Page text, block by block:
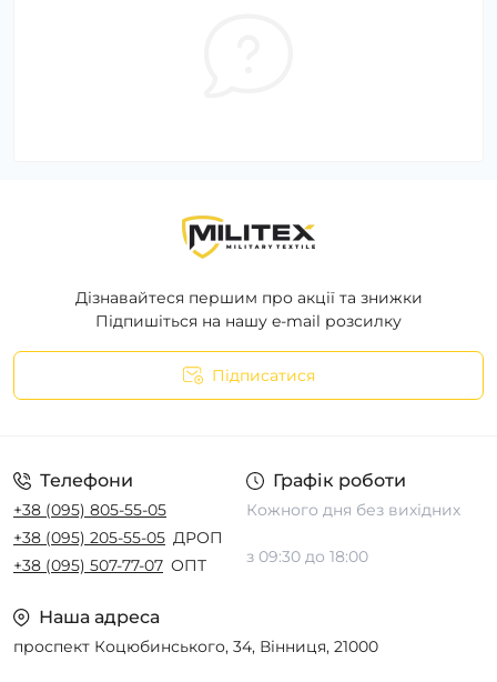
Дізнавайтеся першим про акції та знижки
Підпишіться на нашу e-mail розсилку
Підписатися
Телефони
+38 (095) 805-55-05
+38 (095) 205-55-05 ДРОП
+38 (095) 507-77-07 ОПТ
Графік роботи
Кожного дня без вихідних
з 09:30 до 18:00
Наша адреса
проспект Коцюбинського, 34, Вінниця, 21000